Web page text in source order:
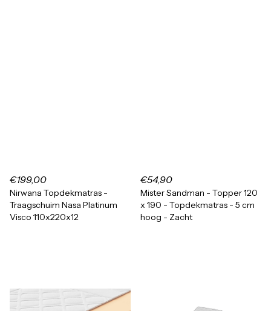
€199,00
Nirwana Topdekmatras -
Traagschuim Nasa Platinum
Visco 110x220x12
€54,90
Mister Sandman - Topper 120
x 190 - Topdekmatras - 5 cm
hoog - Zacht